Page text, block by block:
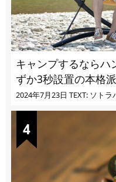
キャンプするなら
ずか3秒設置の本格
的過ぎる
2024年7月23日 TEXT: ソト